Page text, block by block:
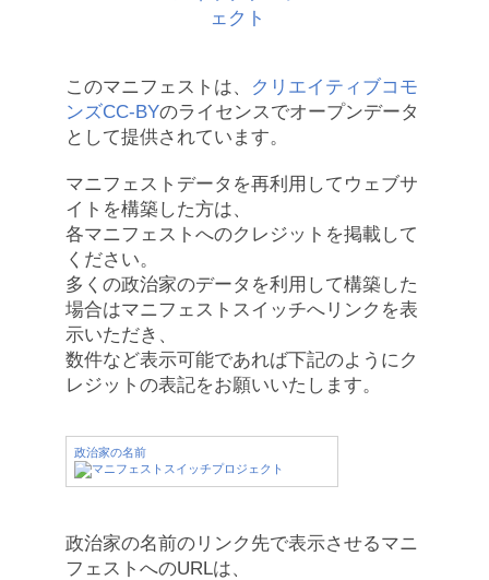
このマニフェストは、
クリエイティブコモ
ンズCC-BYのライセンスでオープンデータ
として提供されています。
マニフェストデータを再利用してウェブサ
イトを構築した方は、
各マニフェストへのクレジットを掲載して
ください。
多くの政治家のデータを利用して構築した
場合はマニフェストスイッチへリンクを表
示いただき、
数件など表示可能であれば下記のようにク
レジットの表記をお願いいたします。
政治家の名前
政治家の名前のリンク先で表示させるマニ
フェストへのURLは、